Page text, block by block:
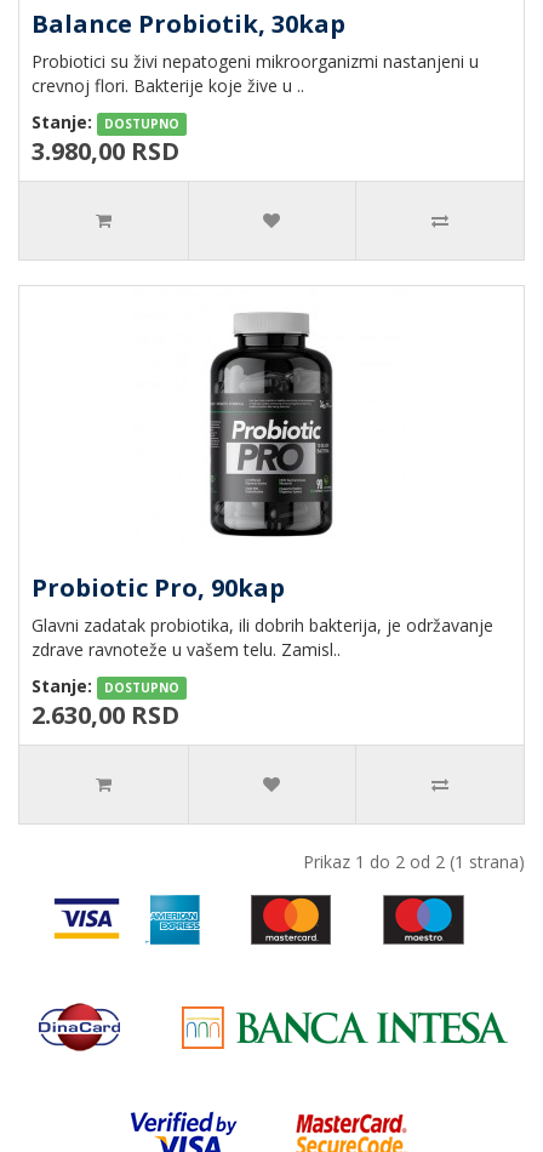
Balance Probiotik, 30kap
Probiotici su živi nepatogeni mikroorganizmi nastanjeni u
crevnoj flori. Bakterije koje žive u ..
Stanje:
DOSTUPNO
3.980,00 RSD
Probiotic Pro, 90kap
Glavni zadatak probiotika, ili dobrih bakterija, je održavanje
zdrave ravnoteže u vašem telu. Zamisl..
Stanje:
DOSTUPNO
2.630,00 RSD
Prikaz 1 do 2 od 2 (1 strana)